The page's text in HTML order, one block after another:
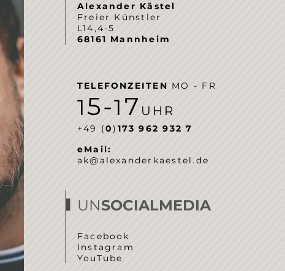
Alexander Kästel
Freier Künstler
L14,4-5
68161 Mannheim
TELEFONZEITEN MO - FR
15-1 7 UHR
‭+49 (0) 173 962 932 7‬
eMail:
ak@alexanderkaestel.de
UNSOCIALMEDIA
Facebook
Instagram
YouTube